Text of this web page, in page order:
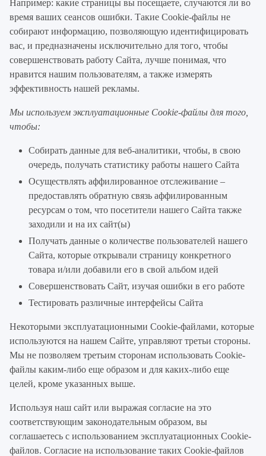
Например: какие страницы вы посещаете, случаются ли во
время ваших сеансов ошибки. Такие Cookie-файлы не
собирают информацию, позволяющую идентифицировать
вас, и предназначены исключительно для того, чтобы
совершенствовать работу Сайта, лучше понимая, что
нравится нашим пользователям, а также измерять
эффективность нашей рекламы.
Мы используем эксплуатационные Cookie-файлы для того,
чтобы:
Собирать данные для веб-аналитики, чтобы, в свою
очередь, получать статистику работы нашего Сайта
Осуществлять аффилированное отслеживание –
предоставлять обратную связь аффилированным
ресурсам о том, что посетители нашего Сайта также
заходили и на их сайт(ы)
Получать данные о количестве пользователей нашего
Сайта, которые открывали страницу конкретного
товара и/или добавили его в свой альбом идей
Совершенствовать Сайт, изучая ошибки в его работе
Тестировать различные интерфейсы Сайта
Некоторыми эксплуатационными Cookie-файлами, которые
используются на нашем Сайте, управляют третьи стороны.
Мы не позволяем третьим сторонам использовать Cookie-
файлы каким-либо еще образом и для каких-либо еще
целей, кроме указанных выше.
Используя наш сайт или выражая согласие на это
соответствующим законодательным образом, вы
соглашаетесь с использованием эксплуатационных Cookie-
файлов. Согласие на использование таких Cookie-файлов